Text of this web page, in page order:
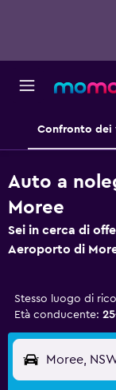
Confronto dei
Auto a
Moree
Sei in cerca di
Aeroporto di
Stesso luogo di
Età conducente:
Moree,